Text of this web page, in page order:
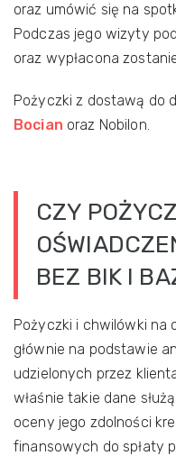
oraz umówić się na
Podczas jego wizyty
oraz wypłacona
Pożyczki z dostawą do
Bocian oraz Nobilon.
CZY
BEZ BIK I
Pożyczki i chwilówki na
głównie na podstawie
udzielonych przez
właśnie takie dane
oceny jego zdolności
finansowych do spłaty